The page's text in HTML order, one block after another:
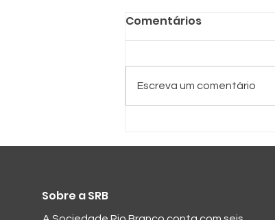
SRB e SPC
Comentários
Escreva um comentário
Sobre a SRB